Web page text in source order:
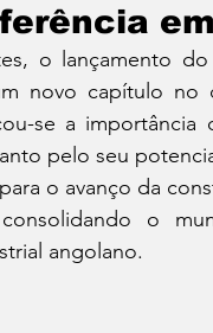
o lançamento
novo capítulo no
se a
pelo seu
o avanço da
o
angolano.